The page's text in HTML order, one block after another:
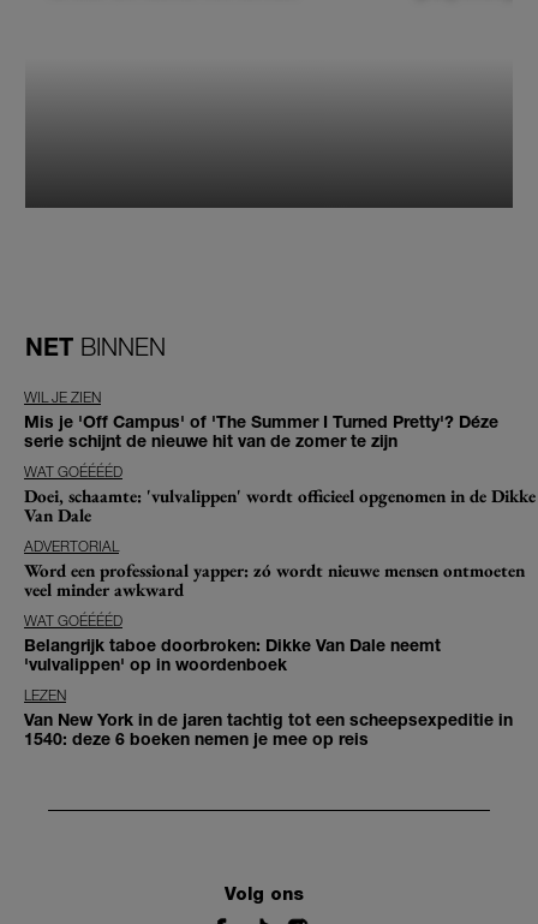
NET BINNEN
WIL JE ZIEN
Mis je 'Off Campus' of 'The Summer I Turned Pretty'? Déze
serie schijnt de nieuwe hit van de zomer te zijn
WAT GOÉÉÉÉD
Doei, schaamte: 'vulvalippen' wordt officieel opgenomen in de Dikke
Van Dale
ADVERTORIAL
Word een professional yapper: zó wordt nieuwe mensen ontmoeten
veel minder awkward
WAT GOÉÉÉÉD
Belangrijk taboe doorbroken: Dikke Van Dale neemt
'vulvalippen' op in woordenboek
LEZEN
Van New York in de jaren tachtig tot een scheepsexpeditie in
1540: deze 6 boeken nemen je mee op reis
Volg ons